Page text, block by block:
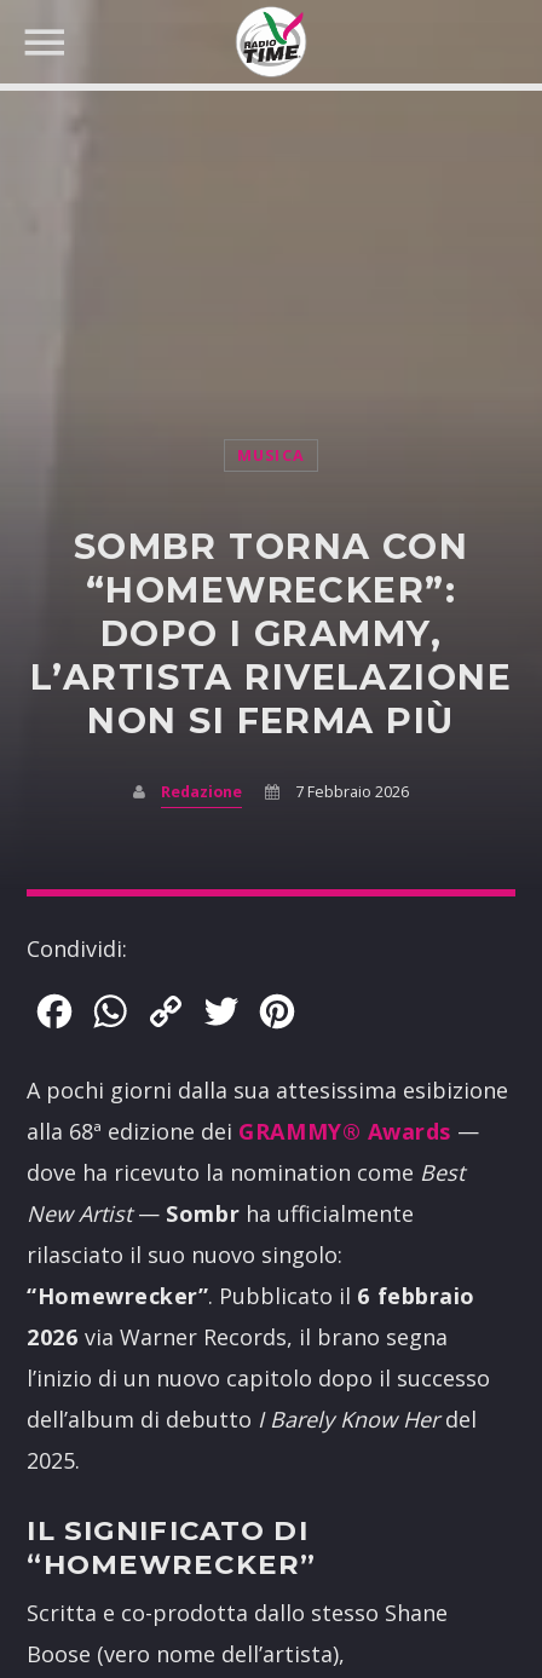
MUSICA
SOMBR TORNA CON
“HOMEWRECKER”:
DOPO I GRAMMY,
L’ARTISTA RIVELAZIONE
NON SI FERMA PIÙ
Redazione 7 Febbraio 2026
Condividi:
FacebookWhatsApp
Copy
Twitter
A pochi giorni dalla sua attesissima esibizione
alla 68ª edizione dei GRAMMY® Awards —
dove ha ricevuto la nomination come Best
New Artist— Sombr ha ufficialmente
rilasciato il suo nuovo singolo:
“Homewrecker”. Pubblicato il 6 febbraio
2026 via Warner Records, il brano segna
l’inizio di un nuovo capitolo dopo il successo
dell’album di debutto I Barely Know Herdel
2025.
IL SIGNIFICATO DI
“HOMEWRECKER”
Scritta e co-prodotta dallo stesso Shane
Boose (vero nome dell’artista),